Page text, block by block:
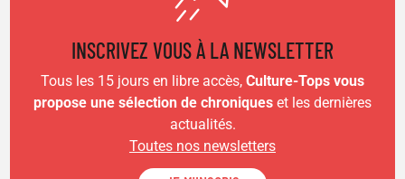
INSCRIVEZ VOUS À LA NEWSLETTER
Tous les 15 jours en libre accès, Culture-Tops vous
propose une sélection de chroniques et les dernières
actualités.
Toutes nos newsletters